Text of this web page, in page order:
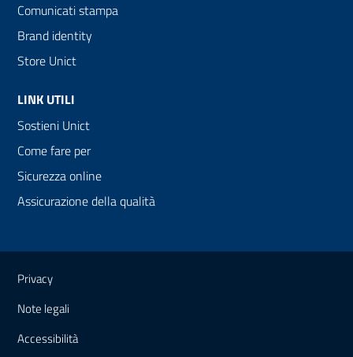
Comunicati stampa
Brand identity
Store Unict
LINK UTILI
Sostieni Unict
Come fare per
Sicurezza online
Assicurazione della qualità
Link e informazioni utili
Privacy
Note legali
Accessibilità